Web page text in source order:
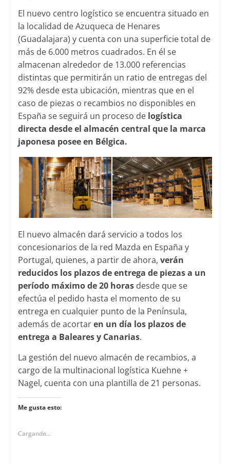
El nuevo centro logístico se encuentra situado en
la localidad de Azuqueca de Henares
(Guadalajara) y cuenta con una superficie total de
más de 6.000 metros cuadrados. En él se
almacenan alrededor de 13.000 referencias
distintas que permitirán un ratio de entregas del
92% desde esta ubicación, mientras que en el
caso de piezas o recambios no disponibles en
España se seguirá un proceso de logística
directa desde el almacén central que la marca
japonesa posee en Bélgica.
El nuevo almacén dará servicio a todos los
concesionarios de la red Mazda en España y
Portugal, quienes, a partir de ahora, verán
reducidos los plazos de entrega de piezas a un
período máximo de 20 horasdesde que se
efectúa el pedido hasta el momento de su
entrega en cualquier punto de la Península,
además de acortaren un día los plazos de
entrega a Baleares y Canarias.
La gestión del nuevo almacén de recambios, a
cargo de la multinacional logística Kuehne +
Nagel, cuenta con una plantilla de 21 personas.
Me gusta esto:
Cargando...